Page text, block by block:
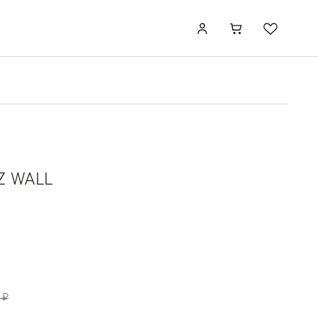
WALL
₽